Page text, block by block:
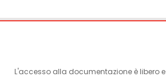
L'accesso alla documentazione è libero e